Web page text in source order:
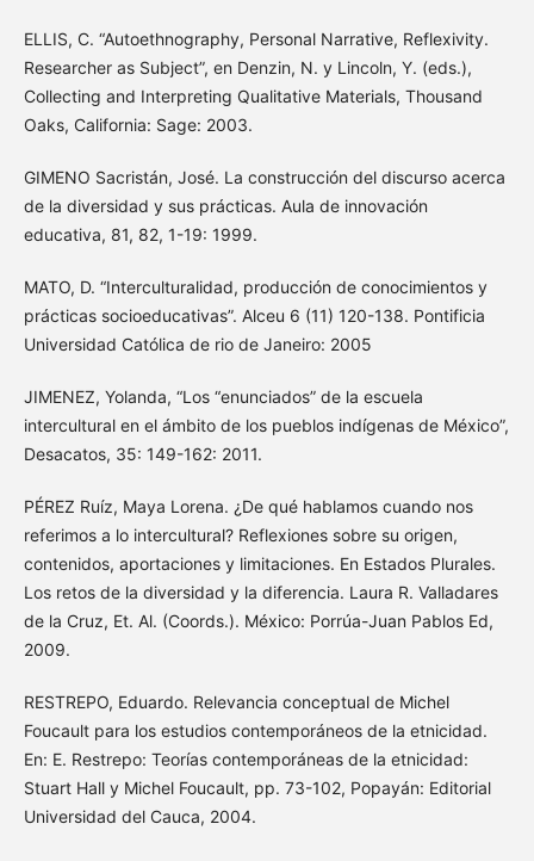
ELLIS, C. “Autoethnography, Personal Narrative, Reflexivity.
Researcher as Subject”, en Denzin, N. y Lincoln, Y. (eds.),
Collecting and Interpreting Qualitative Materials, Thousand
Oaks, California: Sage: 2003.
GIMENO Sacristán, José. La construcción del discurso acerca
de la diversidad y sus prácticas. Aula de innovación
educativa, 81, 82, 1-19: 1999.
MATO, D. “Interculturalidad, producción de conocimientos y
prácticas socioeducativas”. Alceu 6 (11) 120-138. Pontificia
Universidad Católica de rio de Janeiro: 2005
JIMENEZ, Yolanda, “Los “enunciados” de la escuela
intercultural en el ámbito de los pueblos indígenas de México”,
Desacatos, 35: 149-162: 2011.
PÉREZ Ruíz, Maya Lorena. ¿De qué hablamos cuando nos
referimos a lo intercultural? Reflexiones sobre su origen,
contenidos, aportaciones y limitaciones. En Estados Plurales.
Los retos de la diversidad y la diferencia. Laura R. Valladares
de la Cruz, Et. Al. (Coords.). México: Porrúa-Juan Pablos Ed,
2009.
RESTREPO, Eduardo. Relevancia conceptual de Michel
Foucault para los estudios contemporáneos de la etnicidad.
En: E. Restrepo: Teorías contemporáneas de la etnicidad:
Stuart Hall y Michel Foucault, pp. 73-102, Popayán: Editorial
Universidad del Cauca, 2004.